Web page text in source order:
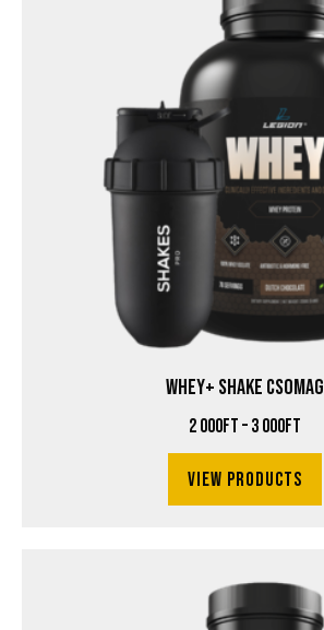
WHEY+ SHAKE CSOMAG
2 000Ft–3 000Ft
View products